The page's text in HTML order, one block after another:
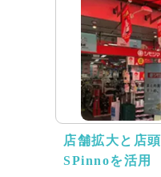
店舗拡大と店
SPinnoを活用